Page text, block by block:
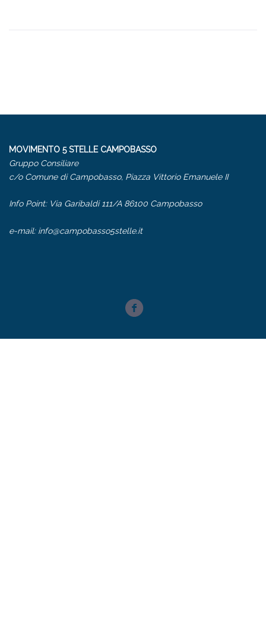
MOVIMENTO 5 STELLE CAMPOBASSO
Gruppo Consiliare
c/o Comune di Campobasso, Piazza Vittorio Emanuele II
Info Point: Via Garibaldi 111/A 86100 Campobasso
e-mail: info@campobasso5stelle.it